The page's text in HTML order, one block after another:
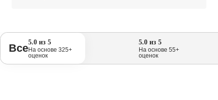
Все5.0 из 5
На основе 325+
оценок
5.0 из 5
На основе 55+
оценок